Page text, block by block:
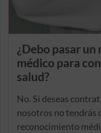
¿Debo pasar
médico para
salud?
No. Si deseas
nosotros no tendrás
reconocimiento